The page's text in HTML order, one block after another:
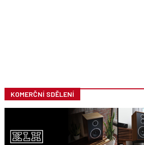
KOMERČNÍ SDĚLENÍ